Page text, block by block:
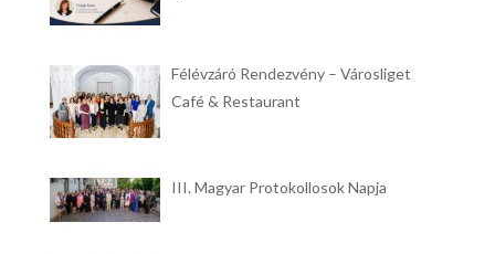
Félévzáró Rendezvény – Városliget
Café & Restaurant
III. Magyar Protokollosok Napja